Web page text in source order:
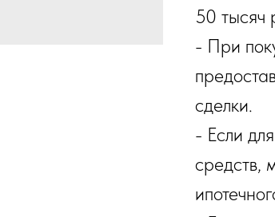
50 тысяч
- При
сделки.
- Если
средств,